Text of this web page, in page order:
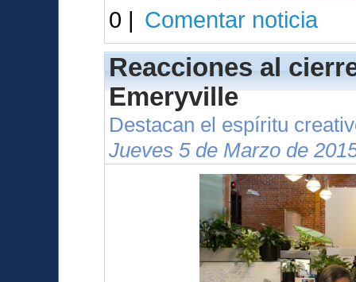
0 | Comentar noticia
Reacciones al
Emeryville
Destacan el espíritu
Jueves 5 de Marzo de